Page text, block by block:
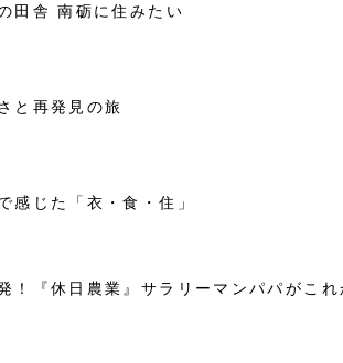
田舎 南砺に住みたい
と再発見の旅
感じた「衣・食・住」
！『休日農業』サラリーマンパパがこ